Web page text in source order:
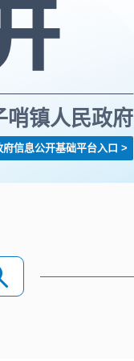
哨镇人民政府
府信息公开基础平台入口 >